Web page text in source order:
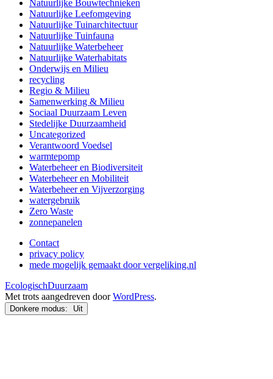
Natuurlijke Bouwtechnieken
Natuurlijke Leefomgeving
Natuurlijke Tuinarchitectuur
Natuurlijke Tuinfauna
Natuurlijke Waterbeheer
Natuurlijke Waterhabitats
Onderwijs en Milieu
recycling
Regio & Milieu
Samenwerking & Milieu
Sociaal Duurzaam Leven
Stedelijke Duurzaamheid
Uncategorized
Verantwoord Voedsel
warmtepomp
Waterbeheer en Biodiversiteit
Waterbeheer en Mobiliteit
Waterbeheer en Vijverzorging
watergebruik
Zero Waste
zonnepanelen
Contact
privacy policy
mede mogelijk gemaakt door vergeliking.nl
EcologischDuurzaam
Met trots aangedreven doorWordPress.
Donkere modus: